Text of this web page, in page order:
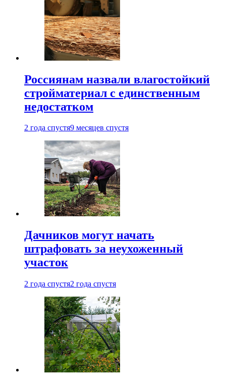
Россиянам назвали влагостойкий
стройматериал с единственным
недостатком
2 года спустя9 месяцев спустя
Дачников могут начать
штрафовать за неухоженный
участок
2 года спустя2 года спустя